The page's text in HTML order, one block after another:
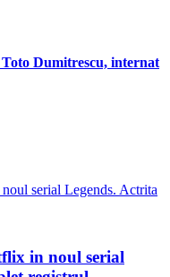
Dumitrescu, internat
in noul serial